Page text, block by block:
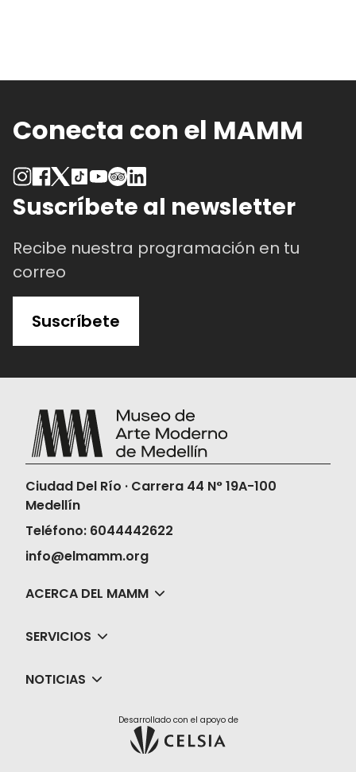
Conecta con el MAMM
Suscríbete al newsletter
Recibe nuestra programación en tu
correo
Suscríbete
Ciudad Del Río · Carrera 44 N° 19A-100
Medellín
Teléfono: 6044442622
info@elmamm.org
ACERCA DEL MAMM
SERVICIOS
NOTICIAS
Desarrollado con el apoyo de